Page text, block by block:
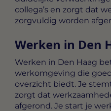
collega’s en zorgt dat
zorgvuldig worden
Werken in Den
Werken in Den Haag
werkomgeving die
overzicht biedt. Je
zorgt dat
afgerond. Je start je